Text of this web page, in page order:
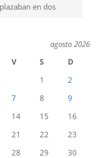
en dos
agosto 2026
V S
D
1
2
7 8
9
14 15
16
21 22
23
28 29
30